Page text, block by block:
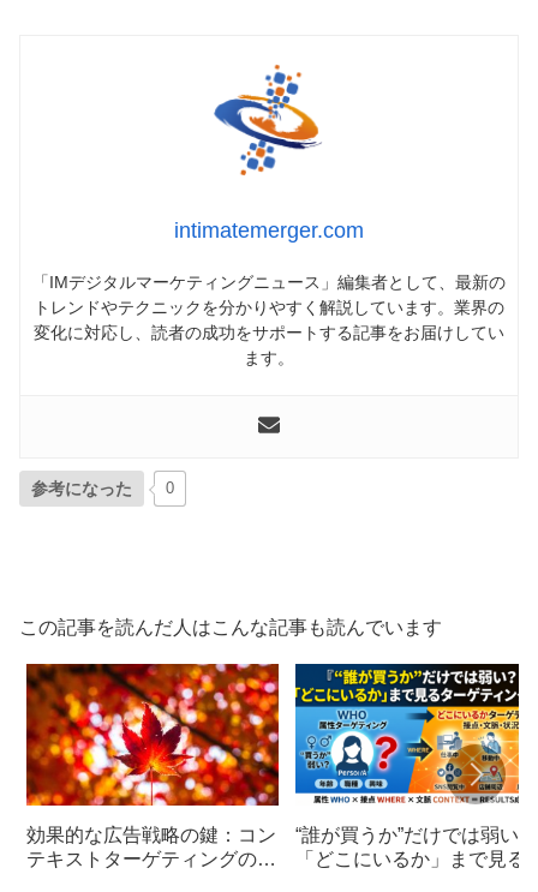
intimatemerger.com
「IMデジタルマーケティングニュース」編集者として、最新の
トレンドやテクニックを分かりやすく解説しています。業界の
変化に対応し、読者の成功をサポートする記事をお届けしてい
ます。
参考になった 0
この記事を読んだ人はこんな記事も読んでいます
効果的な広告戦略の鍵：コン
テキストターゲティングの重
“誰が買うか”だけでは弱い？
「どこにいるか」まで見る